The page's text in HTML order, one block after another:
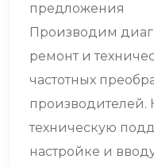
предложения
Производим
ремонт и
частотных
производителей.
техническую
настройке и